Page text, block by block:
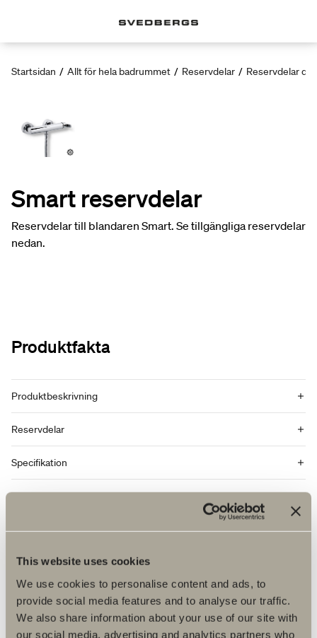
This website uses cookies
We use cookies to personalise content and ads, to
provide social media features and to analyse our traffic.
We also share information about your use of our site with
our social media, advertising and analytics partners who
Startsidan / Allt för hela badrummet / Reservdelar / Reservdelar
Smart reservdelar
Reservdelar till blandaren Smart. Se tillgängliga reservdelar
nedan.
Produktfakta
Produktbeskrivning
Reservdelar
Specifikation
Fler produkter inom Reservdelar